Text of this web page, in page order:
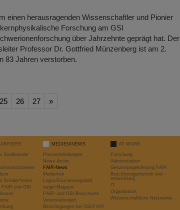
einen herausragenden Wissenschaftler und Pionier
Forschung am GSI
über Jahrzehnte geprägt hat. Der
Professor Dr. Gottfried Münzenberg ist am 2.
83 Jahren verstorben.
25 26 27 »
Studierende
Schüler*innen
und GSI
MEDIEN/NEWS
Pressemitteilungen
News-Archiv
FAIR-News
Mediathek
Logos/Erscheinungsbild
target-Magazin
FAIR- und GSI-Broschüren
Veranstaltungen
Besichtigungen bei GSI/FAIR
AT WORK
Forschung
Administration
Gesamtprojektleitung FAIR
Beschleunigerbetrieb und -
entwicklung
IT
Organisation
Wissenschaftliche Netzwerke